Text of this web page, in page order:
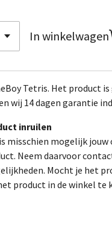
In winkelwagen
Tetris. Het product
wij 14 dagen garantie
inruilen
misschien mogelijk
Neem daarvoor
Mocht je het
product in de winkel te